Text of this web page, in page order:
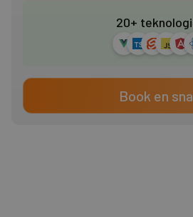
20+
Book en